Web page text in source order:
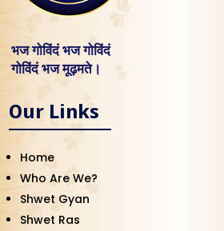
भज गोविंदं भज गोविंदं
गोविंदं भज मूढ़मते।
Our Links
Home
Who Are We?
Shwet Gyan
Shwet Ras